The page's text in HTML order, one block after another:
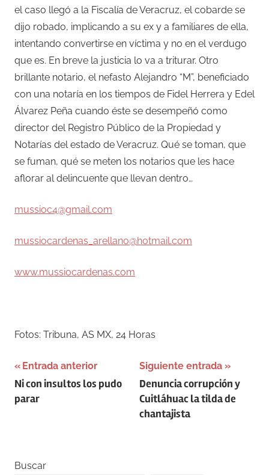
el caso llegó a la Fiscalía de Veracruz, el cobarde se
dijo robado, implicando a su ex y a familiares de ella,
intentando convertirse en víctima y no en el verdugo
que es. En breve la justicia lo va a triturar. Otro
brillante notario, el nefasto Alejandro “M”, beneficiado
con una notaría en los tiempos de Fidel Herrera y Edel
Álvarez Peña cuando éste se desempeñó como
director del Registro Público de la Propiedad y
Notarías del estado de Veracruz. Qué se toman, que
se fuman, qué se meten los notarios que les hace
aflorar al delincuente que llevan dentro…
mussioc4@gmail.com
mussiocardenas_arellano@hotmail.com
www.mussiocardenas.com
Fotos: Tribuna, AS MX, 24 Horas
Navegación
de
Entrada anterior
Ni con insultos los pudo
parar
Siguiente entrada
Denuncia corrupción y
Cuitláhuac la tilda de
chantajista
Buscar